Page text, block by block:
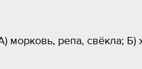
морковь, репа, свёкла; Б)